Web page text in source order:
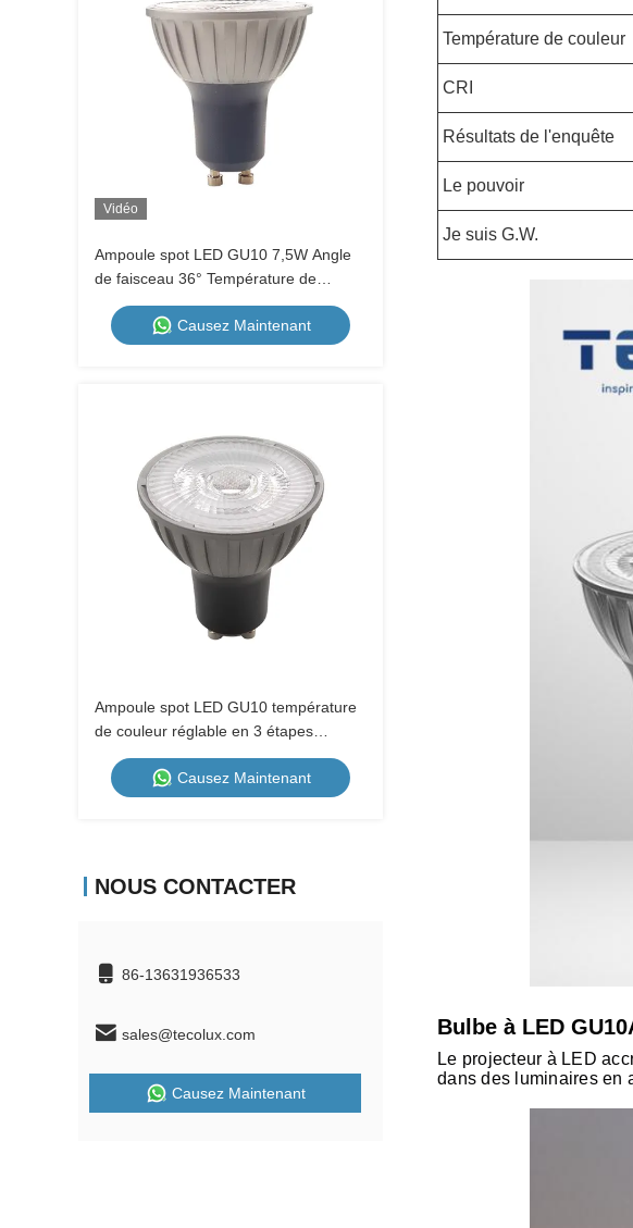
Vidéo
Ampoule spot LED GU10 7,5W Angle
de faisceau 36° Température de
couleur réglable en 3 étapes 1700K-
2600K-5000K Gradable par
interrupteur mural Boîtier métallique
Causez Maintenant
Ampoule spot LED GU10 température
de couleur réglable en 3 étapes
1700K-2600K-5000K, gradable par
interrupteur mural, boîtier métallique
230V
Causez Maintenant
NOUS CONTACTER
86-13631936533
sales@tecolux.com
Causez Maintenant
Température de couleur
CRI
Résultats de l'enquête
Le pouvoir
Je suis G.W.
Bulbe à LED GU10
Le projecteur à LED
dans des luminaires en